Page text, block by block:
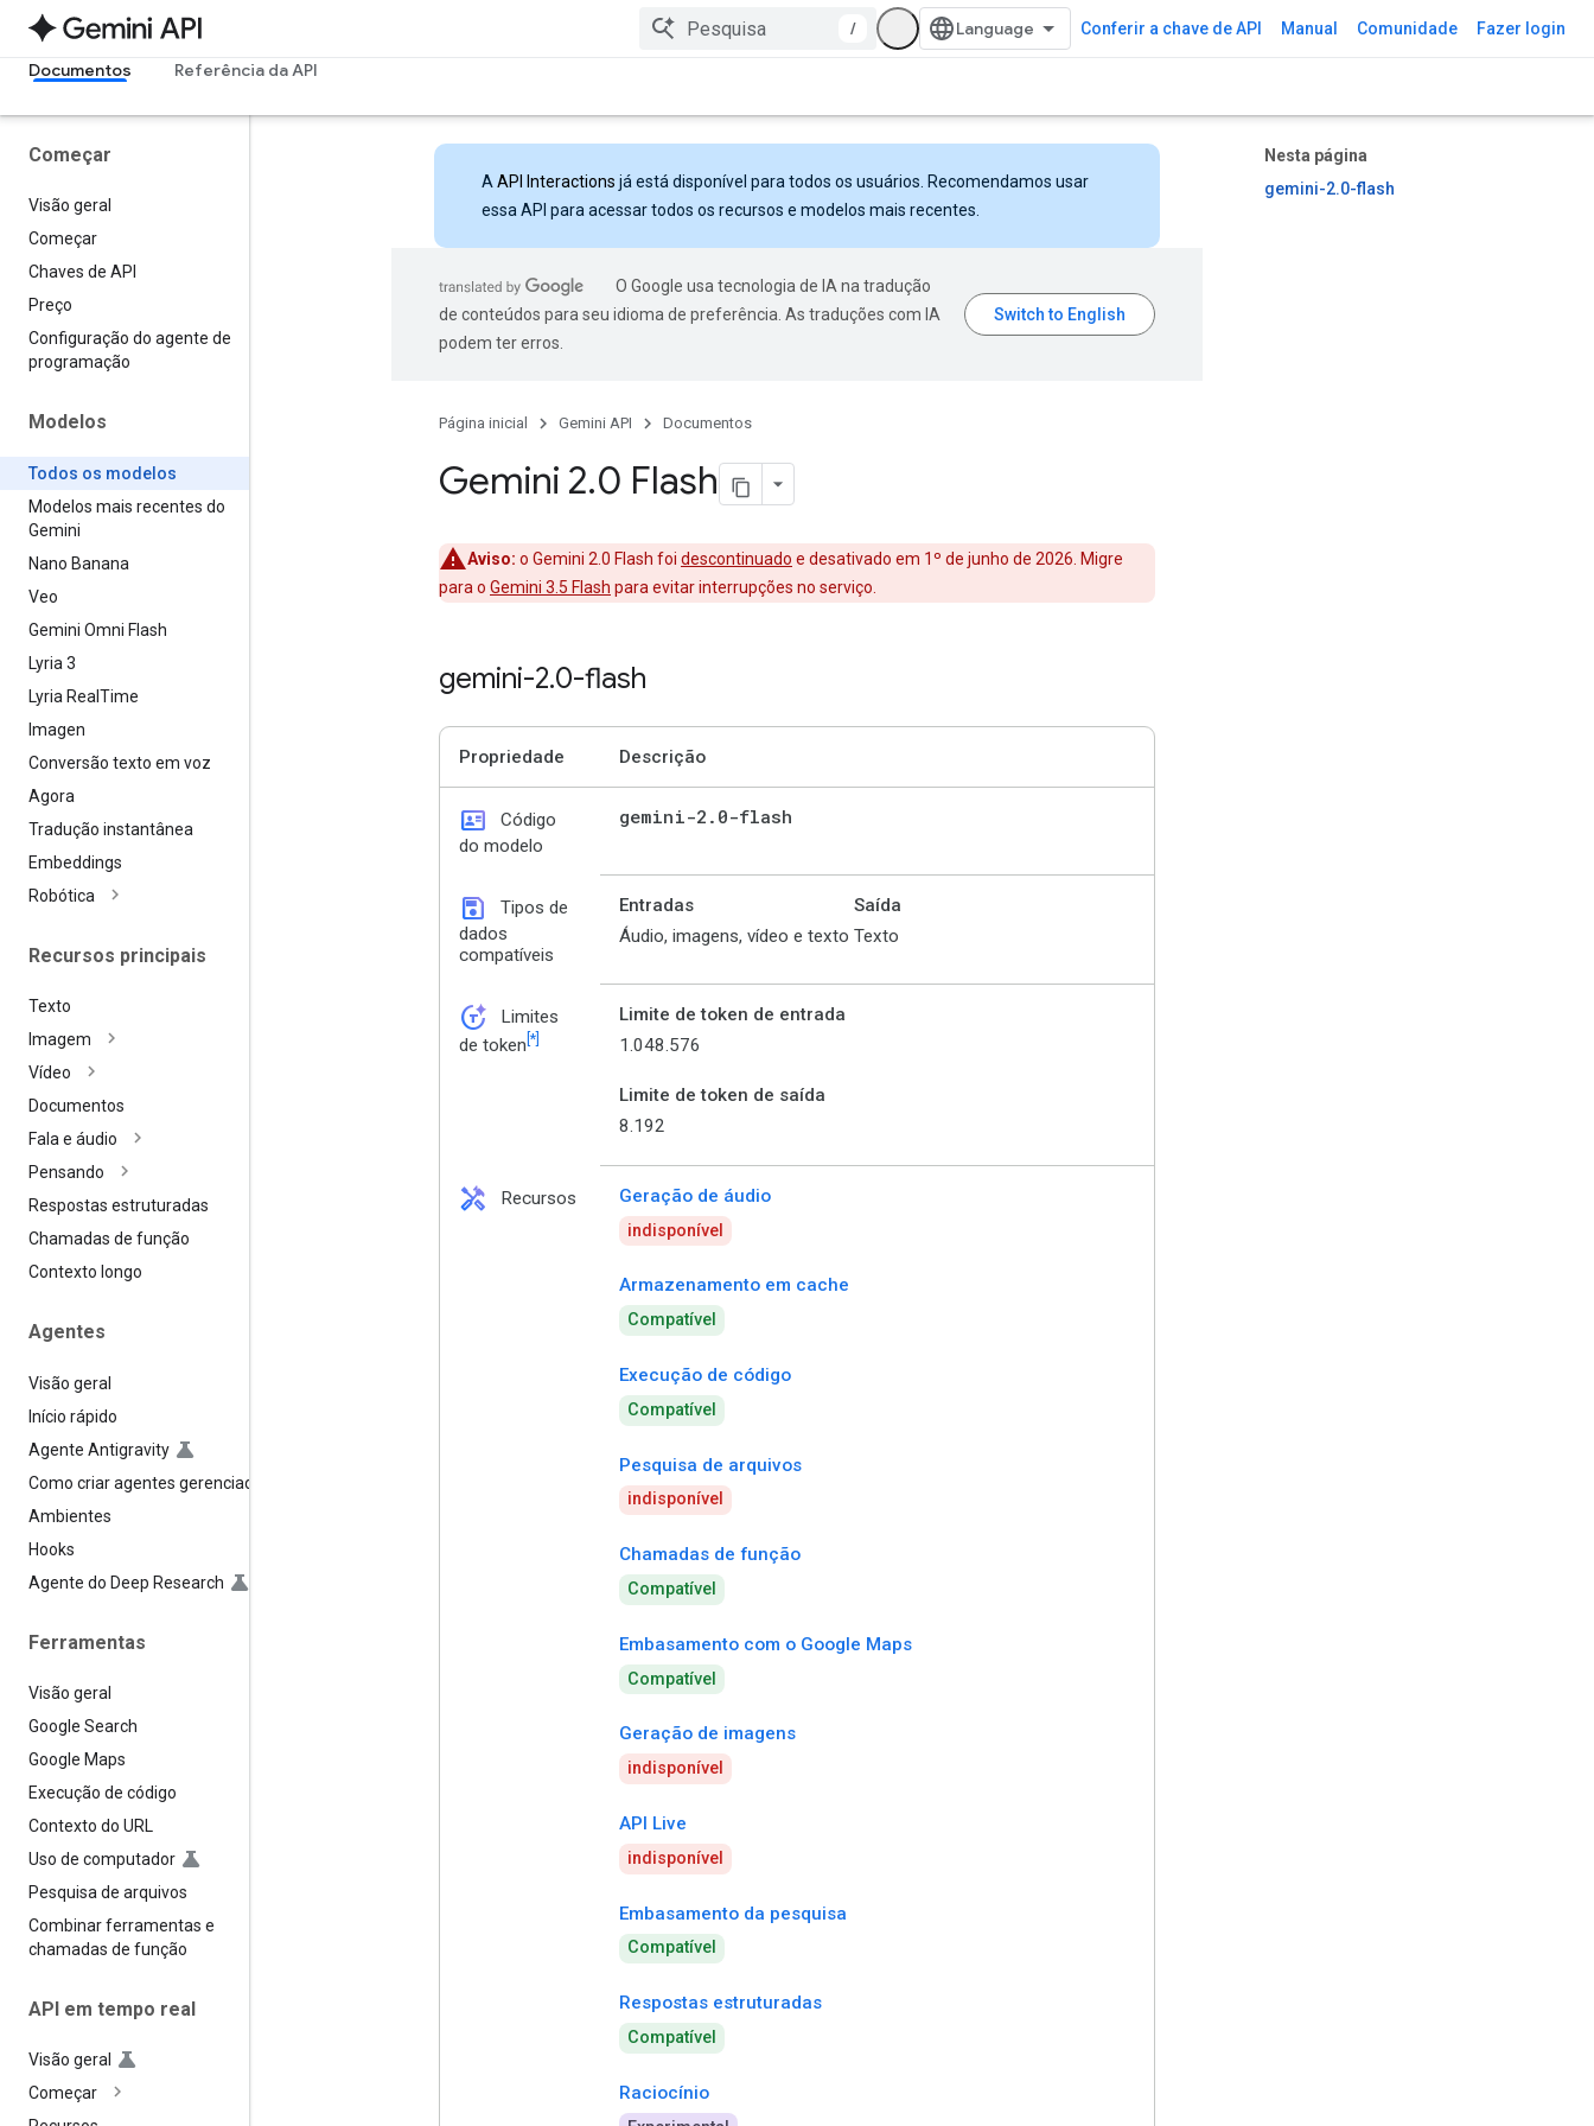
/ Conferir a chave de API Manual Comunidade Fazer login
Documentos Referência da API
Começar
Visão geral
Começar
Chaves de API
Preço
Configuração do agente de
programação
Modelos
Todos os modelos
Modelos mais recentes do
Gemini
Nano Banana
Veo
Gemini Omni Flash
Lyria 3
Lyria Real Time
Imagen
Conversão texto em voz
Agora
Tradução instantânea
Embeddings
Robótica
Recursos principais
Texto
Imagem
Vídeo
Documentos
Fala e áudio
Pensando
Respostas estruturadas
Chamadas de função
Contexto longo
Agentes
Visão geral
Início rápido
Agente Antigravity
Como criar agentes gerenciados
Ambientes
Hooks
Agente do Deep Research
Ferramentas
Visão geral
Google Search
Google Maps
Execução de código
Contexto do URL
Uso de computador
Pesquisa de arquivos
Combinar ferramentas e
chamadas de função
API em tempo real
Visão geral
Começar
Nesta página
gemini-2.0-flash
A API Interactions já está disponível para todos os usuários. Recomendamos usar
essa API para acessar todos os recursos e modelos mais recentes.
O Google usa tecnologia de IA na tradução
de conteúdos para seu idioma de preferência. As traduções com IA
podem ter erros.
Página inicial Gemini API Documentos
Gemini 2.0 Flash
Aviso: o Gemini 2.0 Flash foi descontinuado e desativado em 1º de junho de 2026. Migre
para o Gemini 3.5 Flash para evitar interrupções no serviço.
gemini-2.0-flash
Propriedade Descrição
id_card
Código
do modelo
gemini-2 . 0-flash
save
Tipos de
dados
compatíveis
Entradas
Áudio, imagens, vídeo e texto
Saída
Texto
token_auto
Limites
de token [*]
Limite de token de entrada
1.048.576
Limite de token de saída
8.192
handyman Recursos Geração de áudio
indisponível
Armazenamento em cache
Compatível
Execução de código
Compatível
Pesquisa de arquivos
indisponível
Chamadas de função
Compatível
Embasamento com o Google Maps
Compatível
Geração de imagens
indisponível
API Live
indisponível
Embasamento da pesquisa
Compatível
Respostas estruturadas
Compatível
Raciocínio